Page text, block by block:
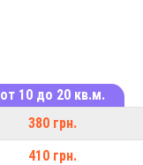
от 10 до 20 кв.м.
380 грн.
410 грн.